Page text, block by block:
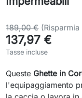
189,00 € (Risparmia
137,97 €
Tasse incluse
Queste Ghette in
l'equipaggiamento